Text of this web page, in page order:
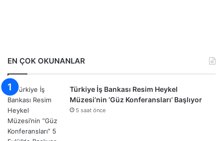
EN ÇOK OKUNANLAR
Türkiye İş Bankası Resim Heykel
Müzesi’nin ‘Güz Konferansları’ Başlıyor
5 saat önce